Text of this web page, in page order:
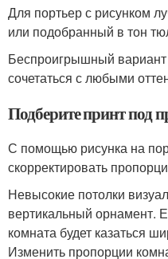
Для портьер с рисунком
или подобранный в тон
Беспроигрышный
сочетаться с любыми
Подберите принт под
С помощью рисунка на
скорректировать
Невысокие потолки
вертикальный орнамент.
комната будет казаться
Изменить пропорции